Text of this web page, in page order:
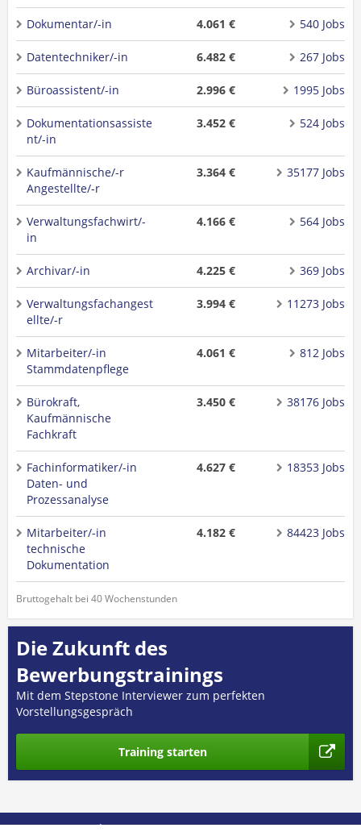
Dokumentar/-in 4.061 € 540 Jobs
Datentechniker/-in 6.482 € 267 Jobs
Büroassistent/-in 2.996 € 1995 Jobs
Dokumentationsassiste
nt/-in
3.452 € 524 Jobs
Kaufmännische/-r
Angestellte/-r
3.364 € 35177 Jobs
Verwaltungsfachwirt/-
in
4.166 € 564 Jobs
Archivar/-in 4.225 € 369 Jobs
Verwaltungsfachangest
ellte/-r
3.994 € 11273 Jobs
Mitarbeiter/-in
Stammdatenpflege
4.061 € 812 Jobs
Bürokraft,
Kaufmännische
Fachkraft
3.450 € 38176 Jobs
Fachinformatiker/-in
Daten- und
Prozessanalyse
4.627 € 18353 Jobs
Mitarbeiter/-in
technische
Dokumentation
4.182 € 84423 Jobs
Bruttogehalt bei 40 Wochenstunden
Die Zukunft des
Bewerbungstrainings
Mit dem Stepstone Interviewer zum perfekten
Vorstellungsgespräch
Training starten
© 2026 GEHALT.de